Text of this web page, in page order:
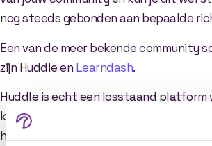
nog steeds gebonden aan bepaalde
Een van de meer bekende community
zijn Huddle en Learndash.
Huddle is echt een losstaand platform
kan inkopen. Dit platform kun je deels
het een eigen stijl krijgt. Wel zit je vast